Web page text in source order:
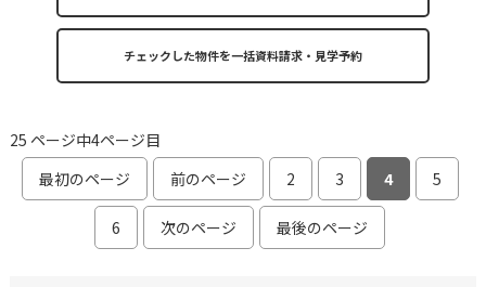
25 ページ中4ページ目
最初のページ
前のページ 2 3 4 5
6 次のページ 最後のページ